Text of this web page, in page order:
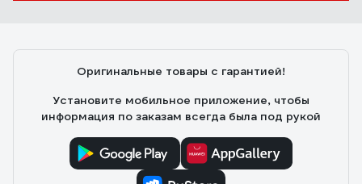
Оригинальные товары с гарантией!
Установите мобильное приложение, чтобы
информация по заказам всегда была под рукой